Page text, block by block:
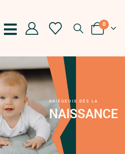
0
ARIÉGEOIS DÈS LA
NAISSANCE